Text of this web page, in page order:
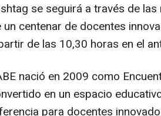
se seguirá a través de
un centenar de docentes
de las 10,30 horas en el
nació en 2009 como
en un espacio
para docentes